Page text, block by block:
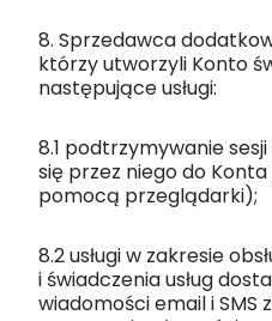
8. Sprzedawca
którzy utworzyli Konto
następujące usługi:
8.1 podtrzymywanie
się przez niego do
pomocą przeglądarki);
8.2 usługi w zakresie
i świadczenia usług
wiadomości email i SMS